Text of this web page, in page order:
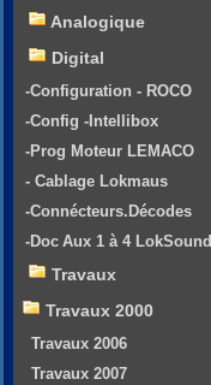
Analogique
Digital
-Configuration - ROCO
-Config -Intellibox
-Prog Moteur LEMACO
- Cablage Lokmaus
-Connécteurs.Décodes
-Doc Aux 1 à 4 LokSound
Travaux
Travaux 2000
Travaux 2006
Travaux 2007